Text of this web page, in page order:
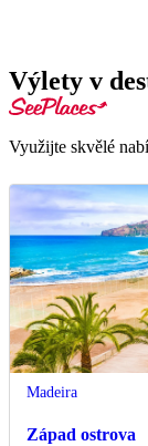
Výlety v
Využijte skvělé
Madeira
Západ ostrova